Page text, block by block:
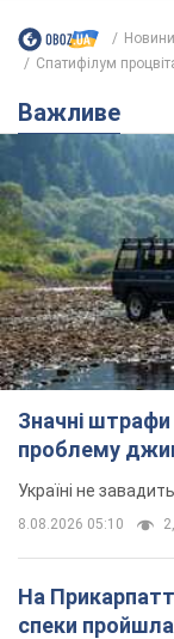
Спатифілум
Важливе
Значні штрафи
проблему
Україні не
8.08.2026 05:10
На
спеки